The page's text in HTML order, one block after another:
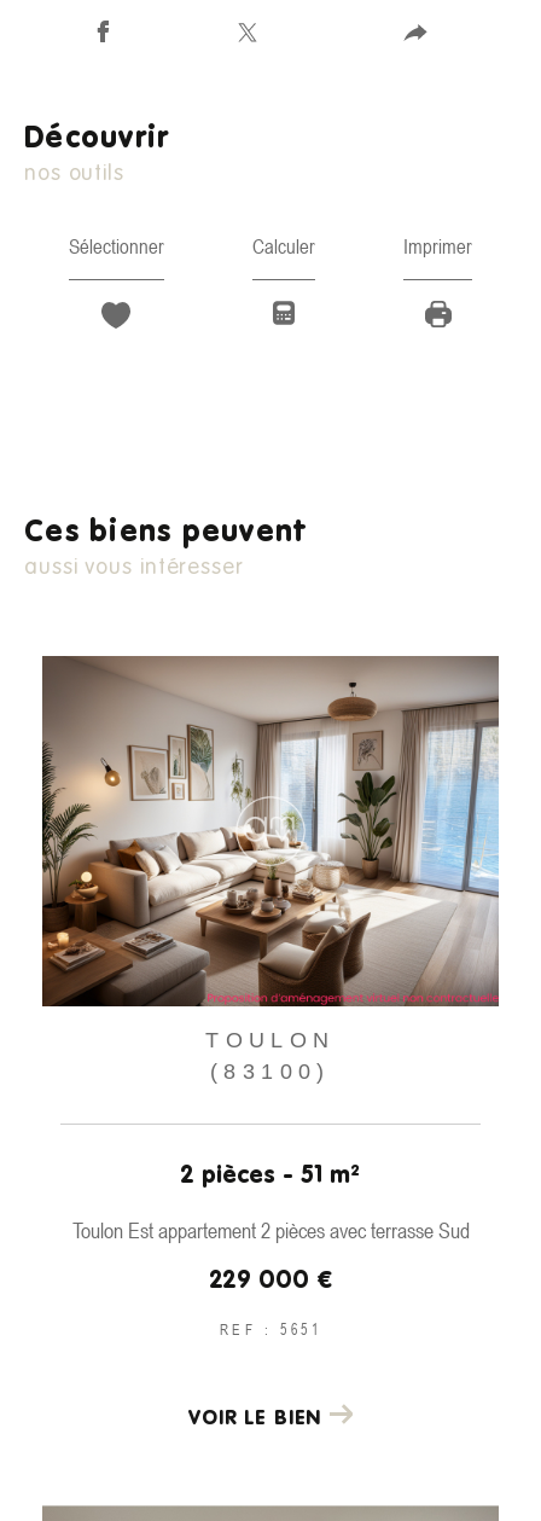
découvrir
nos outils
Sélectionner Calculer Imprimer
Ces biens peuvent
aussi vous intéresser
TOULON
(83100)
2 pièces - 51 m²
Toulon Est appartement 2 pièces avec terrasse Sud
229 000 €
REF : 5651
VOIR LE BIEN